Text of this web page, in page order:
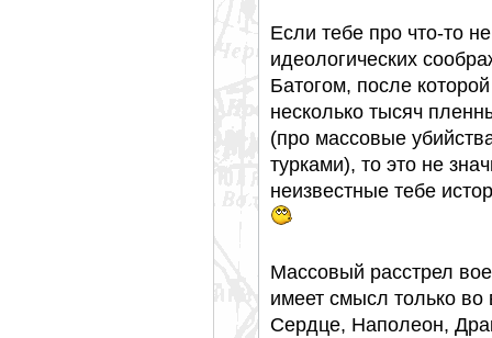
Если тебе про что-то
идеологических
Батогом, после
несколько тысяч
(про массовые
турками), то это не
неизвестные тебе
Массовый расстрел
имеет смысл только
Сердце, Наполеон,